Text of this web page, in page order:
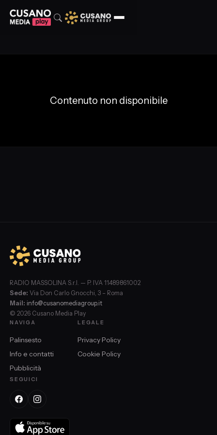
Contenuto non disponibile
RADIO MASSOLINA S.r.l. — P. IVA 11489861002
Sede: Via Don Carlo Gnocchi, 3 – Roma
Mail: info@cusanomediagroup.it
© 2026 Cusano Media Play
NAVIGA
Palinsesto
Info e contatti
Pubblicità
LEGALE
Privacy Policy
Cookie Policy
SEGUICI